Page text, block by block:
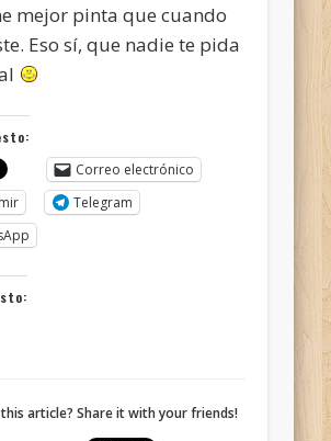
mejor pinta que cuando
Eso sí, que nadie te pida
Correo electrónico
Telegram
article? Share it with your friends!